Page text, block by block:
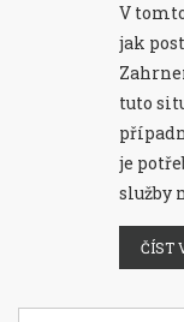
V
jak
tuto
je
služby
ČÍST